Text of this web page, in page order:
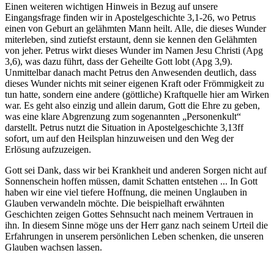
Einen weiteren wichtigen Hinweis in Bezug auf unsere
Eingangsfrage finden wir in Apostelgeschichte 3,1-26, wo Petrus
einen von Geburt an gelähmten Mann heilt. Alle, die dieses Wunder
miterleben, sind zutiefst erstaunt, denn sie kennen den Gelähmten
von jeher. Petrus wirkt dieses Wunder im Namen Jesu Christi (Apg
3,6), was dazu führt, dass der Geheilte Gott lobt (Apg 3,9).
Unmittelbar danach macht Petrus den Anwesenden deutlich, dass
dieses Wunder nichts mit seiner eigenen Kraft oder Frömmigkeit zu
tun hatte, sondern eine andere (göttliche) Kraftquelle hier am Wirken
war. Es geht also einzig und allein darum, Gott die Ehre zu geben,
was eine klare Abgrenzung zum sogenannten „Personenkult“
darstellt. Petrus nutzt die Situation in Apostelgeschichte 3,13ff
sofort, um auf den Heilsplan hinzuweisen und den Weg der
Erlösung aufzuzeigen.
Gott sei Dank, dass wir bei Krankheit und anderen Sorgen nicht auf
Sonnenschein hoffen müssen, damit Schatten entstehen ... In Gott
haben wir eine viel tiefere Hoffnung, die meinen Unglauben in
Glauben verwandeln möchte. Die beispielhaft erwähnten
Geschichten zeigen Gottes Sehnsucht nach meinem Vertrauen in
ihn. In diesem Sinne möge uns der Herr ganz nach seinem Urteil die
Erfahrungen in unserem persönlichen Leben schenken, die unseren
Glauben wachsen lassen.